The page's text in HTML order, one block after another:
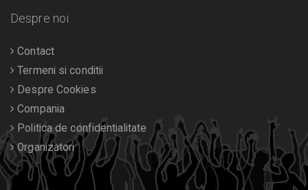
Despre noi
Contact
Termeni si conditii
Despre Cookies
Compania
Politica de confidentialitate
Organizatori